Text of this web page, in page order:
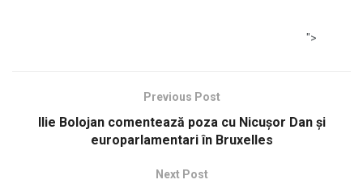
">
Previous Post
Ilie Bolojan comentează poza cu Nicușor Dan și
europarlamentari în Bruxelles
Next Post